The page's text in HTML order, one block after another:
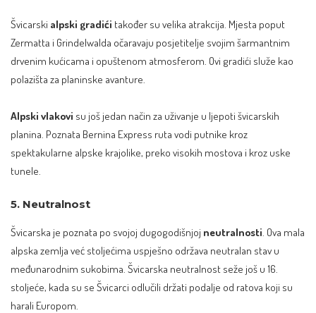
Švicarski alpski gradići također su velika atrakcija. Mjesta poput
Zermattа i Grindelwalda očaravaju posjetitelje svojim šarmantnim
drvenim kućicama i opuštenom atmosferom. Ovi gradići služe kao
polazišta za planinske avanture.
Alpski vlakovi su još jedan način za uživanje u ljepoti švicarskih
planina. Poznata Bernina Express ruta vodi putnike kroz
spektakularne alpske krajolike, preko visokih mostova i kroz uske
tunele.
5. Neutralnost
Švicarska je poznata po svojoj dugogodišnjoj neutralnosti . Ova mala
alpska zemlja već stoljećima uspješno održava neutralan stav u
međunarodnim sukobima. Švicarska neutralnost seže još u 16.
stoljeće, kada su se Švicarci odlučili držati podalje od ratova koji su
harali Europom.